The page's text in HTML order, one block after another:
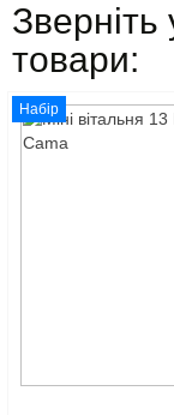
Зверніть
товари:
Набір